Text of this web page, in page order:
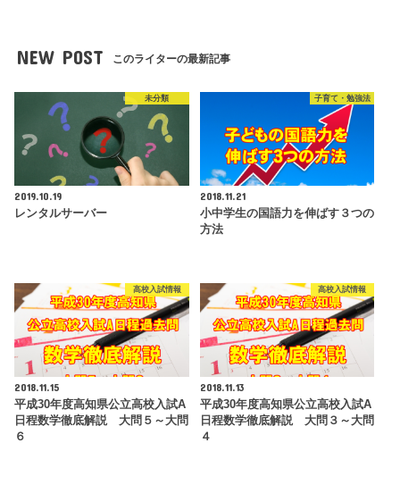
NEW POST このライターの最新記事
未分類
2019.10.19
レンタルサーバー
子育て・勉強法
2018.11.21
小中学生の国語力を伸ばす３つの
方法
高校入試情報
2018.11.15
平成30年度高知県公立高校入試A
日程数学徹底解説 大問５～大問
６
高校入試情報
2018.11.13
平成30年度高知県公立高校入試A
日程数学徹底解説 大問３～大問
４